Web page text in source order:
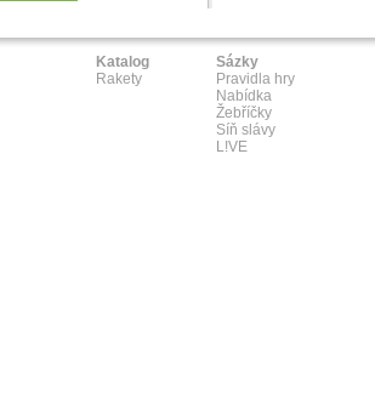
Katalog
Rakety
Sázky
Pravidla hry
Nabídka
Žebříčky
Síň slávy
L!VE